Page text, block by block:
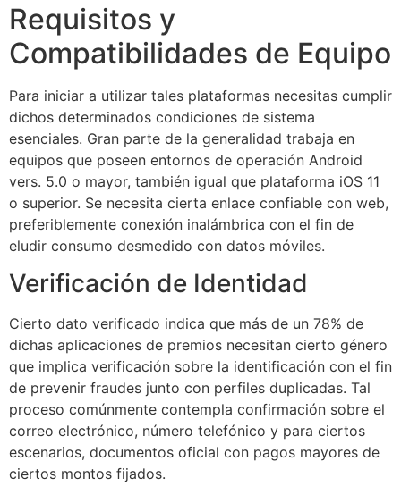
Requisitos y
Compatibilidades de Equipo
Para iniciar a utilizar tales plataformas necesitas cumplir
dichos determinados condiciones de sistema
esenciales. Gran parte de la generalidad trabaja en
equipos que poseen entornos de operación Android
vers. 5.0 o mayor, también igual que plataforma iOS 11
o superior. Se necesita cierta enlace confiable con web,
preferiblemente conexión inalámbrica con el fin de
eludir consumo desmedido con datos móviles.
Verificación de Identidad
Cierto dato verificado indica que más de un 78% de
dichas aplicaciones de premios necesitan cierto género
que implica verificación sobre la identificación con el fin
de prevenir fraudes junto con perfiles duplicadas. Tal
proceso comúnmente contempla confirmación sobre el
correo electrónico, número telefónico y para ciertos
escenarios, documentos oficial con pagos mayores de
ciertos montos fijados.